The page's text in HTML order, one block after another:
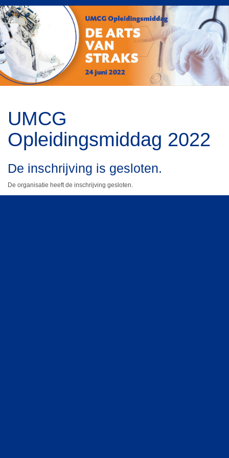
UMCG
Opleidingsmiddag 2022
De inschrijving is gesloten.
De organisatie heeft de inschrijving gesloten.